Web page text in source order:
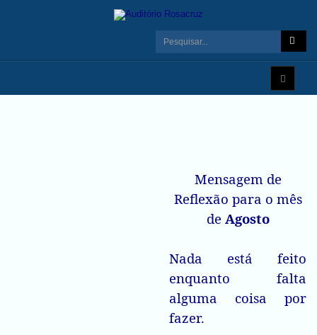
Mensagem de
Reflexão para o mês
de Agosto
Nada está feito
enquanto falta
alguma coisa por
fazer.